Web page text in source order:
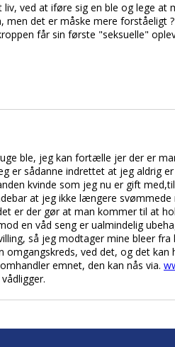
ved at iføre sig en ble og lege at
det er måske mere forståeligt ?
får sin første "seksuelle"
ble, jeg kan fortælle jer der er
er sådanne indrettet at jeg aldrig
kvinde som jeg nu er gift
at jeg ikke længere
er der gør at man kommer til at
en våd seng er ualmindelig
så jeg modtager mine bleer
ved det, og det kan
emnet, den kan nås via.